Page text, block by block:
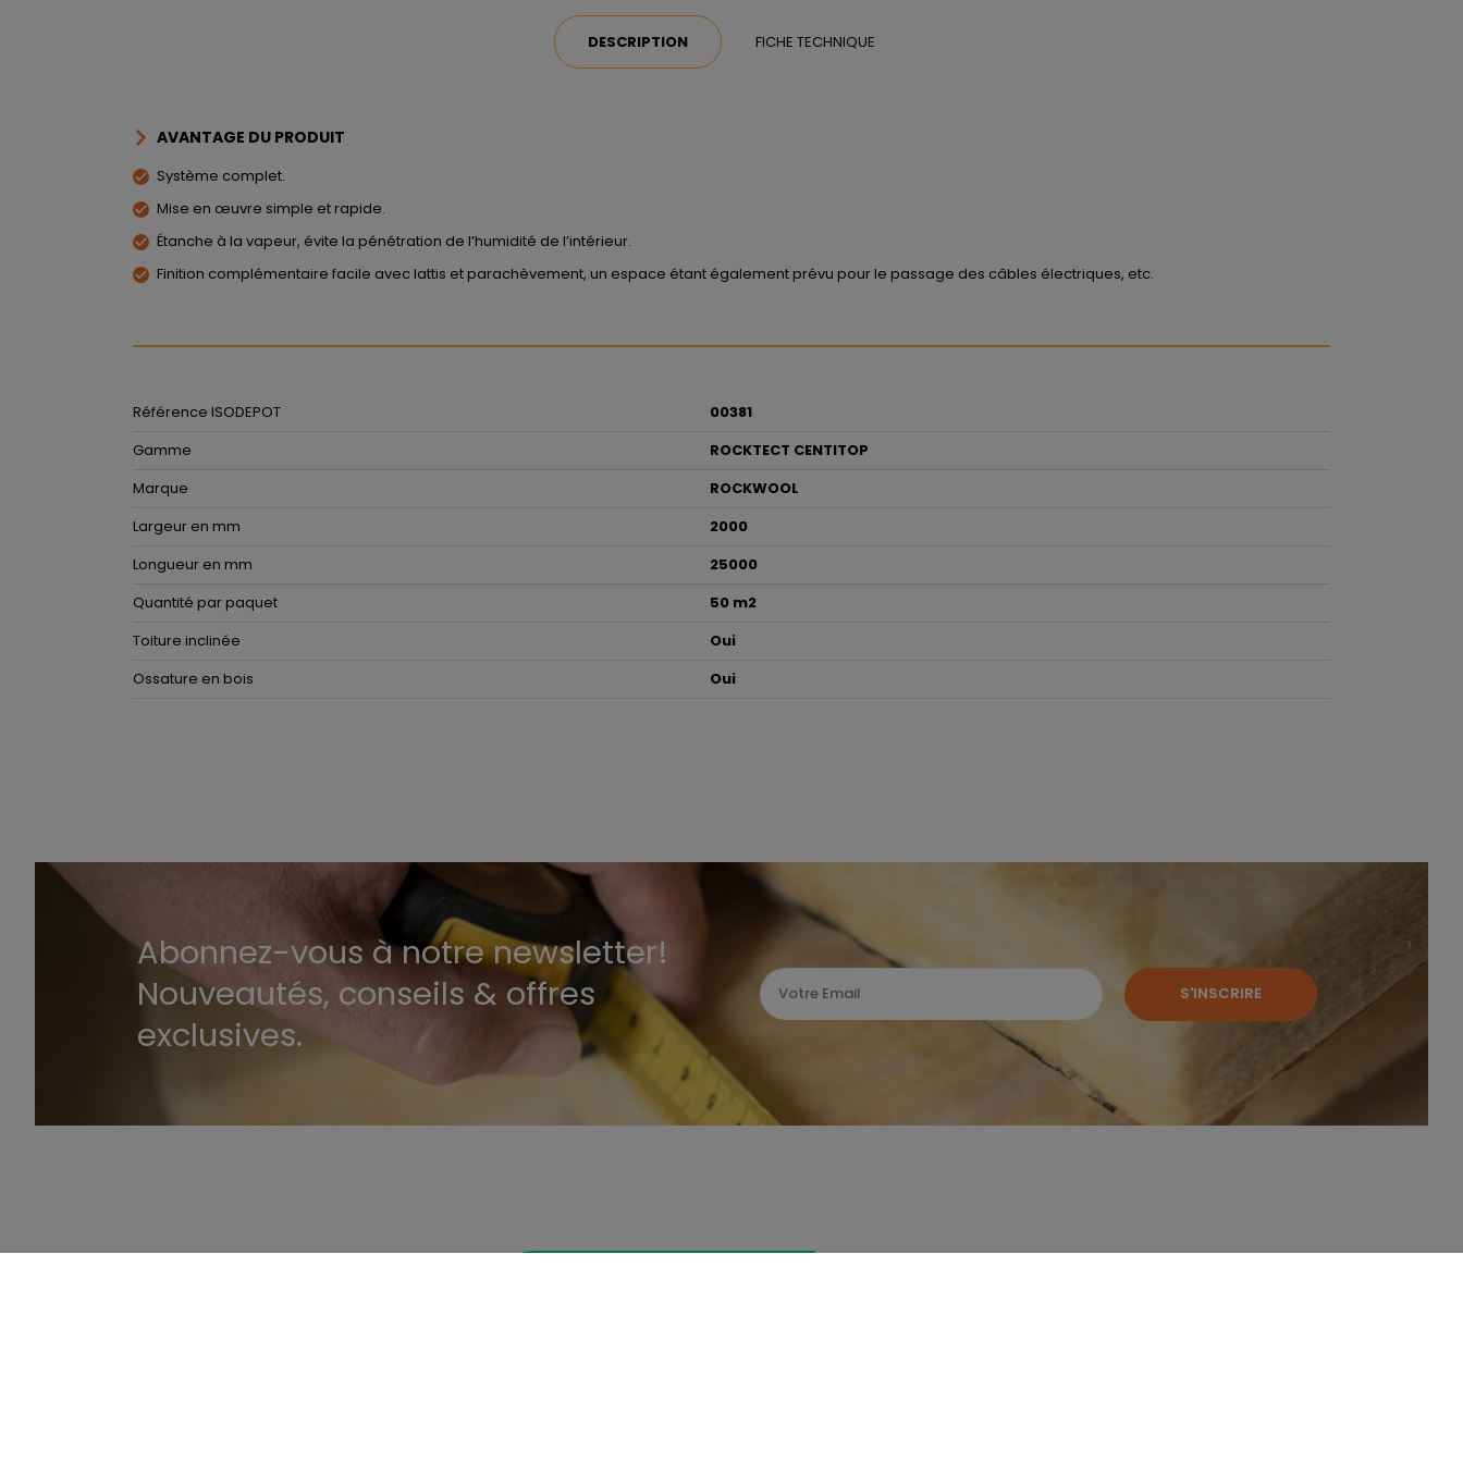
DESCRIPTION FICHE TECHNIQUE
AVANTAGE DU PRODUIT
Système complet.
Mise en œuvre simple et rapide.
Étanche à la vapeur, évite la pénétration de l’humidité de l’intérieur.
Finition complémentaire facile avec lattis et parachèvement, un espace étant également prévu pour le passage des câbles électriques, etc.
Référence ISODEPOT
00381
Gamme
ROCKTECT CENTITOP
Marque
ROCKWOOL
Largeur en mm
2000
Longueur en mm
25000
Quantité par paquet
50 m2
Toiture inclinée
Oui
Ossature en bois
Oui
Abonnez-vous à notre newsletter!
Nouveautés, conseils & offres
exclusives.
S'INSCRIRE